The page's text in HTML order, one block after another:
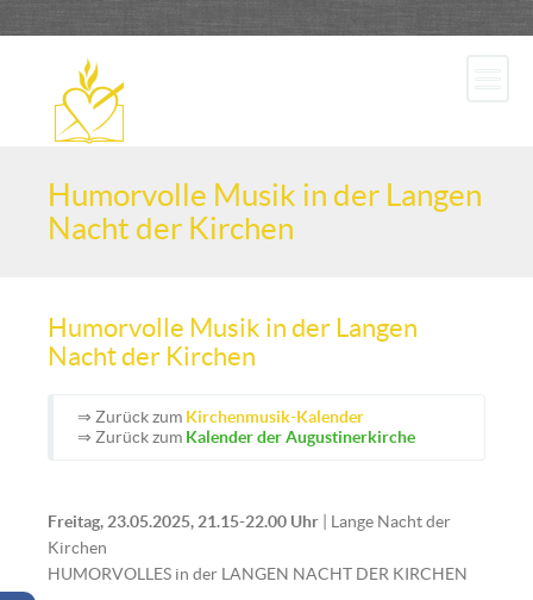
Humorvolle Musik in der Langen
Nacht der Kirchen
Humorvolle Musik in der Langen
Nacht der Kirchen
⇒ Zurück zum Kirchenmusik-Kalender
⇒ Zurück zum Kalender der Augustinerkirche
Freitag, 23.05.2025, 21.15-22.00 Uhr | Lange Nacht der
Kirchen
HUMORVOLLES in der LANGEN NACHT DER KIRCHEN